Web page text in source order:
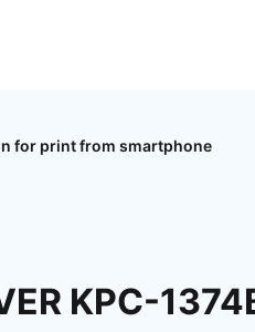
for print from smartphone
KPC-